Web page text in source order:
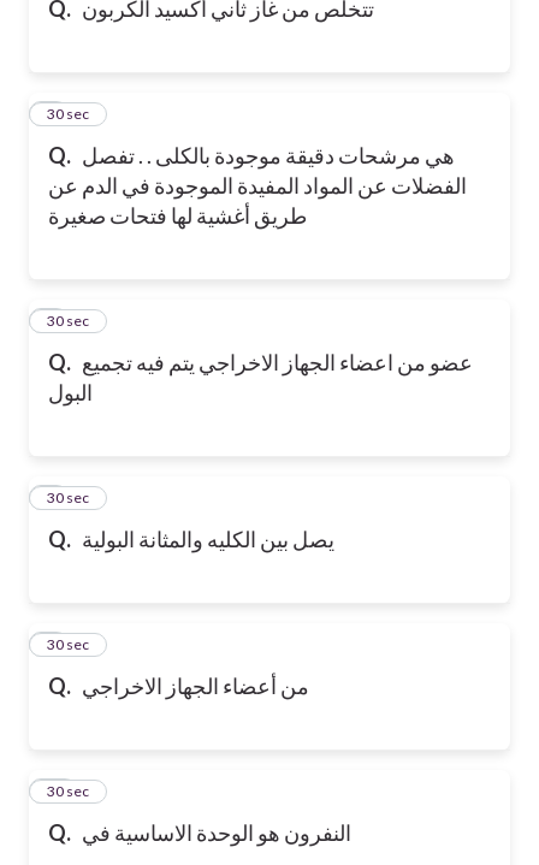
Q. تتخلص من غاز ثاني أكسيد الكربون
Q. هي مرشحات دقيقة موجودة بالكلى . . تفصل
الفضلات عن المواد المفيدة الموجودة في الدم عن
طريق أغشية لها فتحات صغيرة
6
30 sec
Q. عضو من اعضاء الجهاز الاخراجي يتم فيه تجميع
البول
7
30 sec
Q. يصل بين الكليه والمثانة البولية
8
30 sec
Q. من أعضاء الجهاز الاخراجي
9
30 sec
Q. النفرون هو الوحدة الاساسية في
10
30 sec